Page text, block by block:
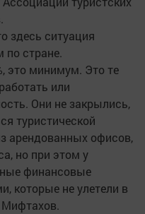
здесь ситуация
по стране.
это минимум. Это те
или
Они не закрылись,
туристической
арендованных офисов,
но при этом у
финансовые
которые не улетели в
Мифтахов.